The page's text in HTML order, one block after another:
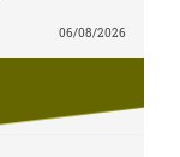
06/08/2026